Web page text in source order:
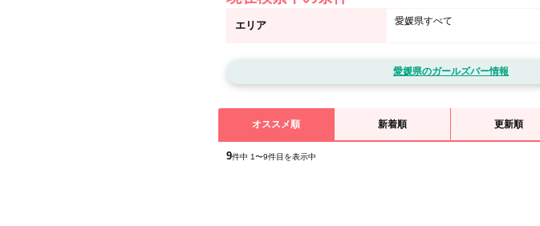
エリア 愛媛県すべて
愛媛県のガールズバー情報
オススメ順 新着順 更新順
9件中 1〜9件目を表示中